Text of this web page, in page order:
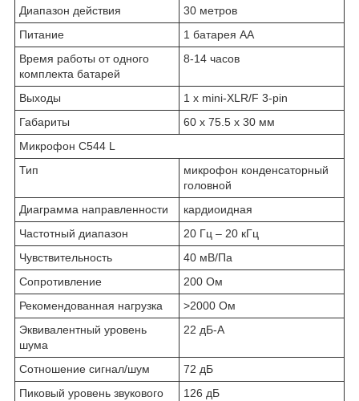
Диапазон действия
30 метров
Питание
1 батарея АА
Время работы от одного
комплекта батарей
8-14 часов
Выходы
1 x mini-XLR/F 3-pin
Габариты
60 х 75.5 х 30 мм
Микрофон C544 L
Тип
микрофон конденсаторный
головной
Диаграмма направленности
кардиоидная
Частотный диапазон
20 Гц – 20 кГц
Чувствительность
40 мВ/Па
Сопротивление
200 Ом
Рекомендованная нагрузка
>2000 Ом
Эквивалентный уровень
шума
22 дБ-А
Сотношение сигнал/шум
72 дБ
Пиковый уровень звукового
126 дБ